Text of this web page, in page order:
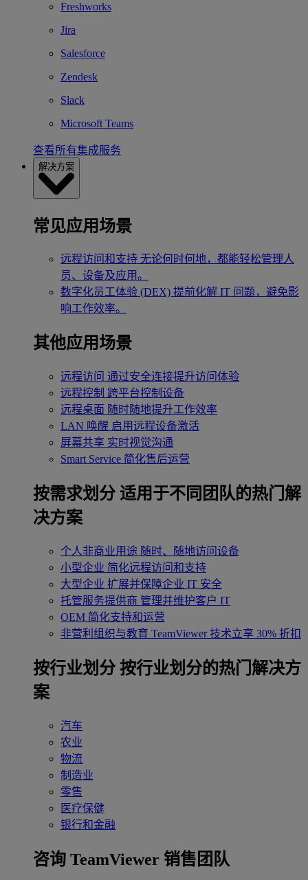
Freshworks
Jira
Salesforce
Zendesk
Slack
Microsoft Teams
查看所有集成服务
解决方案
常见应用场景
远程访问和支持 无论何时何地，都能轻松管理人
员、设备及应用。
数字化员工体验 (DEX) 提前化解 IT 问题，避免影
响工作效率。
其他应用场景
远程访问 通过安全连接提升访问体验
远程控制 跨平台控制设备
远程桌面 随时随地提升工作效率
LAN 唤醒 启用远程设备激活
屏幕共享 实时视觉沟通
Smart Service 简化售后运营
按需求划分 适用于不同团队的热门解
决方案
个人非商业用途 随时、随地访问设备
小型企业 简化远程访问和支持
大型企业 扩展并保障企业 IT 安全
托管服务提供商 管理并维护客户 IT
OEM 简化支持和运营
非营利组织与教育 TeamViewer 技术立享 30% 折扣
‌按行业划分 按行业划分的热门解决方
案
汽车
农业
物流
制造业
零售
医疗保健
银行和金融
咨询 TeamViewer 销售团队